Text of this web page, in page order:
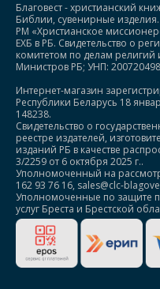
Благовест - христианский
Библии, сувенирные
РМ «Христианское
ЕХБ в РБ. Свидетельство о
комитетом по делам религий
Министров РБ; УНП: 200720498
Интернет-магазин
Республики Беларусь 18
148238.
Свидетельство о
реестре издателей,
изданий РБ в качестве
3/2259 от 6 октября 2025 г..
Уполномоченный на
162 93 76 16, sales@clc-
Уполномоченные по защите
услуг Бреста и Брестской